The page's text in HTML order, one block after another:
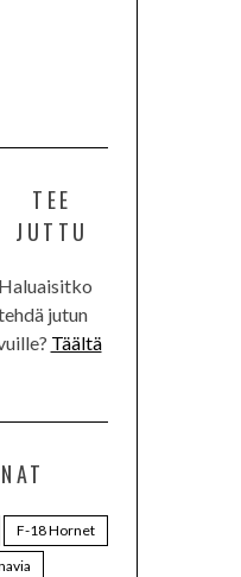
TEE
JUTTU
Haluaisitko
jutun
Täältä
F-18 Hornet